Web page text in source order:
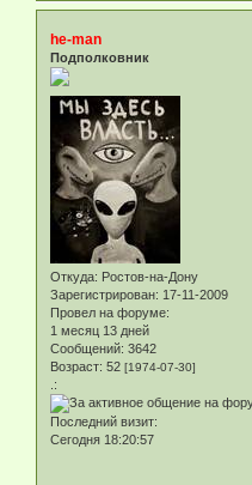
he-man
Подполковник
Откуда: Ростов-на-Дону
Зарегистрирован: 17-11-2009
Провел на форуме:
1 месяц 13 дней
Сообщений: 3642
Возраст: 52 [1974-07-30]
.:
Последний визит:
Сегодня 18:20:57